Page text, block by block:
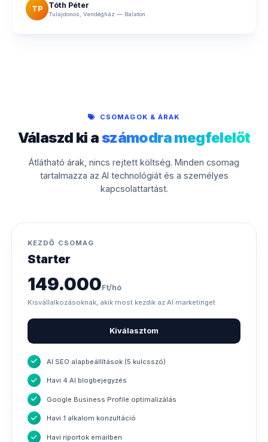
TP Tóth Péter
Tulajdonos, Vendégház — Balaton
CSOMAGOK & ÁRAK
Válaszd ki a számodra megfelelőt
Átlátható árak, nincs rejtett költség. Minden csomag
tartalmazza az AI technológiát és a személyes
kapcsolattartást.
KEZDŐ CSOMAG
Starter
149.000Ft/hó
Kisvállalkozásoknak, akik most kezdik az AI marketinget
Kiválasztom
AI SEO alapbeállítások (5 kulcsszó)
Havi 4 AI blogbejegyzés
Google Business Profile optimalizálás
Havi 1 alkalom konzultáció
Havi riportok emailben